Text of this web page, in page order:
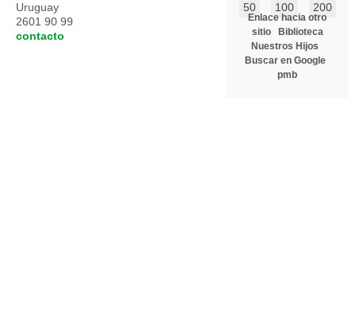
50
100 200
Enlace hacia otro
sitio
Biblioteca
Nuestros Hijos
Buscar en Google
pmb
Uruguay
2601 90 99
contacto